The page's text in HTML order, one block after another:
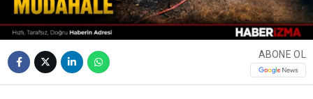
ABONE OL